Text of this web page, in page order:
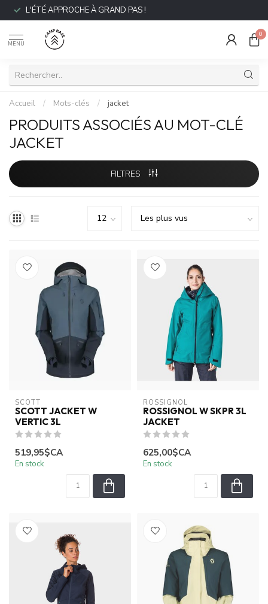
L'ÉTÉ APPROCHE À GRAND PAS !
MENU
0
Accueil / Mots-clés / jacket
PRODUITS ASSOCIÉS AU MOT-CLÉ
JACKET
FILTRES
SCOTT
SCOTT JACKET W
VERTIC 3L
519,95$CA
En stock
ROSSIGNOL
ROSSIGNOL W SKPR 3L
JACKET
625,00$CA
En stock